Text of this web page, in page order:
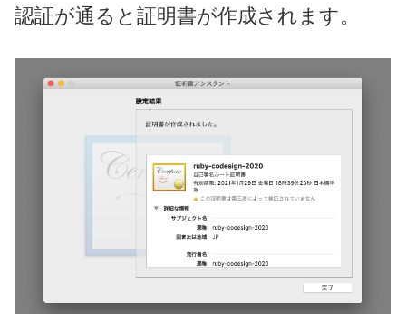
認証が通ると証明書が作成されます。